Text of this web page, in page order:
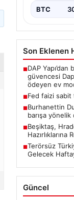
BTC
Son Eklenen
■DAP
güvencesi
ödeyen ev
■Fed faizi
■Burhanettin
barışa
■Beşiktaş,
Hazırlıklarına
■Terörsüz
Gelecek
Güncel